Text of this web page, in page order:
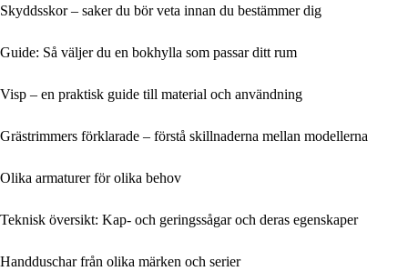
Skyddsskor – saker du bör veta innan du bestämmer dig
Guide: Så väljer du en bokhylla som passar ditt rum
Visp – en praktisk guide till material och användning
Grästrimmers förklarade – förstå skillnaderna mellan modellerna
Olika armaturer för olika behov
Teknisk översikt: Kap- och geringssågar och deras egenskaper
Handduschar från olika märken och serier